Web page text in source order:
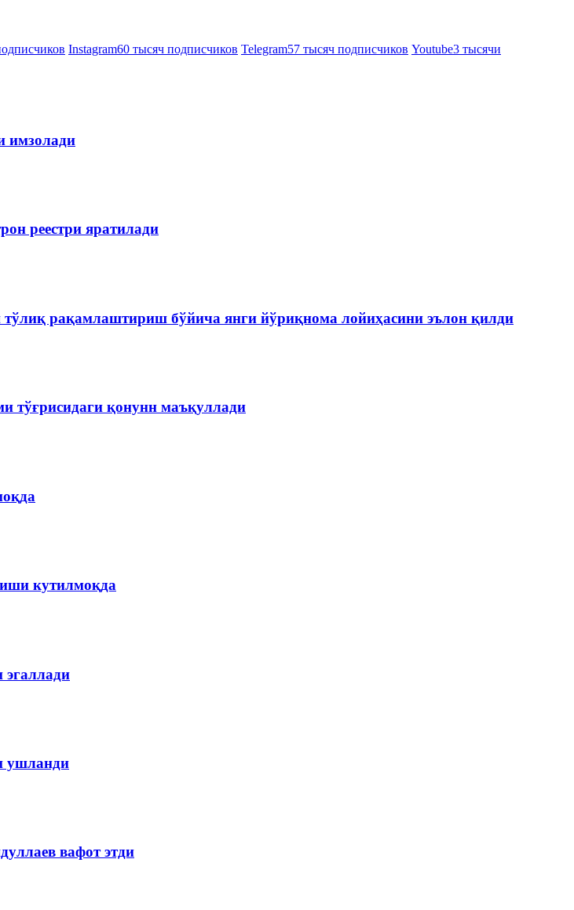
Instagram60 тысяч подписчиков Telegram57 тысяч подписчиков Youtube3 тысячи
имзолади
реестри яратилади
рақамлаштириш бўйича янги йўриқнома лойиҳасини эълон қилди
тўғрисидаги қонунн маъқуллади
кутилмоқда
ушланди
вафот этди